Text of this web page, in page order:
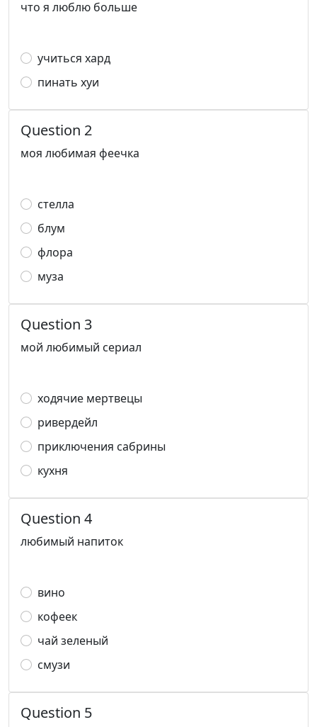
что я люблю больше
учиться хард
пинать хуи
Question 2
моя любимая феечка
стелла
блум
флора
муза
Question 3
мой любимый сериал
ходячие мертвецы
ривердейл
приключения сабрины
кухня
Question 4
любимый напиток
вино
кофеек
чай зеленый
смузи
Question 5